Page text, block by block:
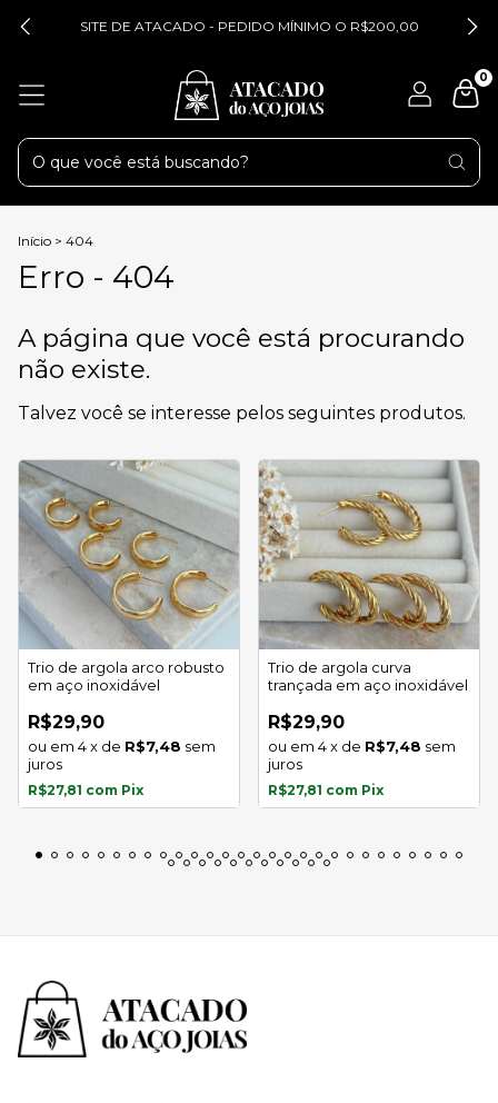
SITE DE ATACADO - PEDIDO MÍNIMO O R$200,00
0
Início > 404
Erro - 404
A página que você está procurando
não existe.
Talvez você se interesse pelos seguintes produtos.
Trio de argola arco robusto
em aço inoxidável
R$29,90
4x de R$7,48 sem
juros
R$27,81 com Pix
Trio de argola curva
trançada em aço inoxidável
R$29,90
4x de R$7,48 sem
juros
R$27,81 com Pix